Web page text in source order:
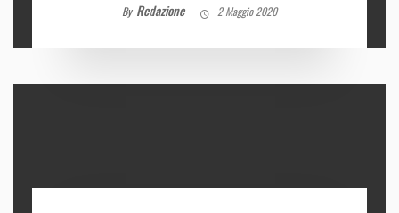
By Redazione 2 Maggio 2020